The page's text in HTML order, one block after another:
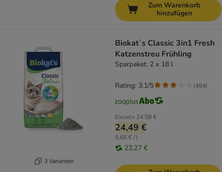
Zum Warenkorb
hinzufügen
3 Varianten
Biokat´s Classic 3in1 Fresh
Katzenstreu Frühling
Sparpaket: 2 x 18 l
Einzeln 24,58 €
24,49 €
0,68 € / l
23,27 €
Rating: 3.1/5 (484)